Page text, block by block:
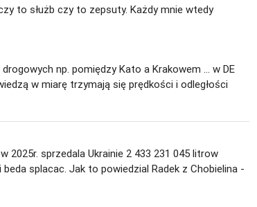
to służb czy to zepsuty. Każdy mnie wtedy
np. pomiędzy Kato a Krakowem ... w DE
w miarę trzymają się prędkości i odległości
2025r. sprzedala Ukrainie 2 433 231 045 litrow
splacac. Jak to powiedzial Radek z Chobielina -